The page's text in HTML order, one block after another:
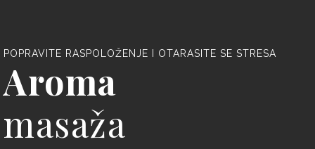
POPRAVITE RASPOLOŽENJE I OTARASITE SE STRESA
Aroma
masaža